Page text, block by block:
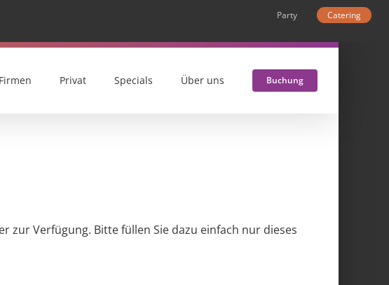
Firmen Privat Specials Über uns Buchung
Verfügung. Bitte füllen Sie dazu einfach nur dieses
Party Catering